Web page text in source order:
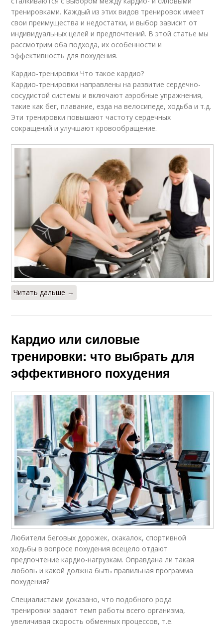
тренировками. Каждый из этих видов тренировок имеет
свои преимущества и недостатки, и выбор зависит от
индивидуальных целей и предпочтений. В этой статье мы
рассмотрим оба подхода, их особенности и
эффективность для похудения.
Кардио-тренировки Что такое кардио?
Кардио-тренировки направлены на развитие сердечно-
сосудистой системы и включают аэробные упражнения,
такие как бег, плавание, езда на велосипеде, ходьба и т.д.
Эти тренировки повышают частоту сердечных
сокращений и улучшают кровообращение.
Читать дальше →
Кардио или силовые
тренировки: что выбрать для
эффективного похудения
Любители беговых дорожек, скакалок, спортивной
ходьбы в вопросе похудения всецело отдают
предпочтение кардио-нагрузкам. Оправдана ли такая
любовь и какой должна быть правильная программа
похудения?
Специалистами доказано, что подобного рода
тренировки задают темп работы всего организма,
увеличивая скорость обменных процессов, т.е.